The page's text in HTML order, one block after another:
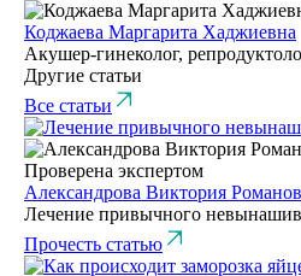
Коджаева Маргарита Хаджиевна
Акушер-гинеколог,
Другие статьи
Все статьи
Проверена экспертом
Александрова Виктория
Лечение привычного
Прочесть статью